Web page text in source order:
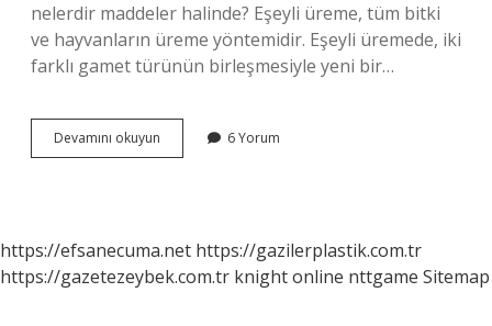
nelerdir maddeler halinde? Eşeyli üreme, tüm bitki
ve hayvanların üreme yöntemidir. Eşeyli üremede, iki
farklı gamet türünün birleşmesiyle yeni bir…
Devamını okuyun
Üreyen
6 Yorum
https://efsanecuma.net https://gazilerplastik.com.tr
https://gazetezeybek.com.tr knight online nttgame Sitemap